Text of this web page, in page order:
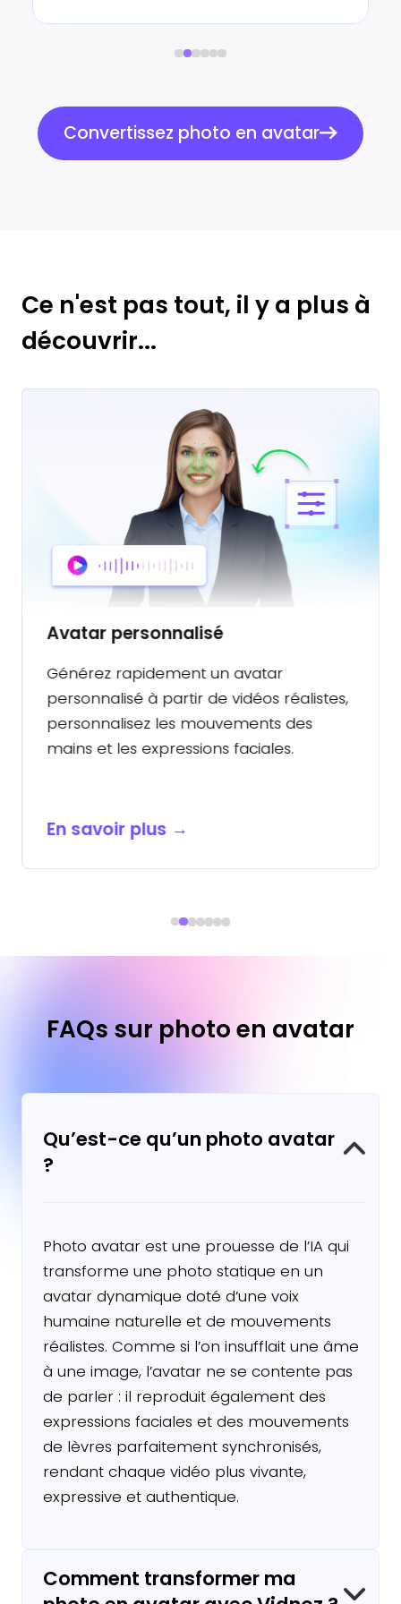
Convertissez photo en avatar
Ce n'est pas tout, il y a plus à
découvrir...
Avatar interactif
Interagissez, assistez et guidez vos clients
24h/24 et 7j/7 grâce à des avatars
interactifs et réalistes.
FAQs sur photo en avatar
Qu’est-ce qu’un photo avatar
?
Photo avatar est une prouesse de l’IA qui
transforme une photo statique en un
avatar dynamique doté d’une voix
humaine naturelle et de mouvements
réalistes. Comme si l’on insufflait une âme
à une image, l’avatar ne se contente pas
de parler : il reproduit également des
expressions faciales et des mouvements
de lèvres parfaitement synchronisés,
rendant chaque vidéo plus vivante,
expressive et authentique.
Comment transformer ma